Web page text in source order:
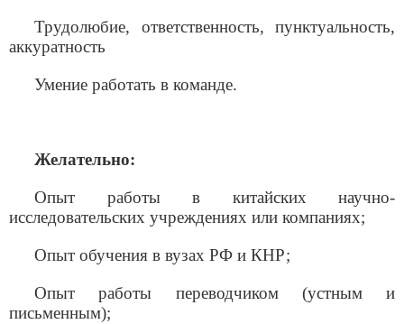
Трудолюбие, ответственность, пунктуальность,
аккуратность
Умение работать в команде.
Желательно:
Опыт работы в китайских научно-
исследовательских учреждениях или компаниях;
Опыт обучения в вузах РФ и КНР;
Опыт работы переводчиком (устным и
письменным);